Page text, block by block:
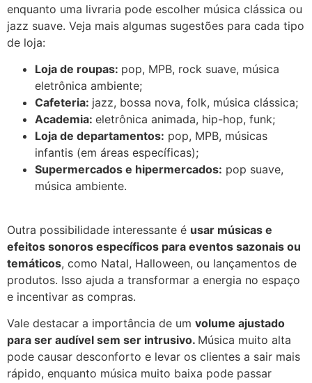
enquanto uma livraria pode escolher música clássica ou
jazz suave. Veja mais algumas sugestões para cada tipo
de loja:
Loja de roupas: pop, MPB, rock suave, música
eletrônica ambiente;
Cafeteria: jazz, bossa nova, folk, música clássica;
Academia: eletrônica animada, hip-hop, funk;
Loja de departamentos: pop, MPB, músicas
infantis (em áreas específicas);
Supermercados e hipermercados: pop suave,
música ambiente.
Outra possibilidade interessante é usar músicas e
efeitos sonoros específicos para eventos sazonais ou
temáticos, como Natal, Halloween, ou lançamentos de
produtos. Isso ajuda a transformar a energia no espaço
e incentivar as compras.
Vale destacar a importância de um volume ajustado
para ser audível sem ser intrusivo. Música muito alta
pode causar desconforto e levar os clientes a sair mais
rápido, enquanto música muito baixa pode passar